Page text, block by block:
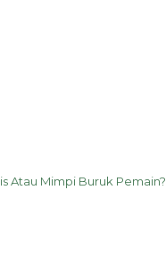
Atau Mimpi Buruk Pemain?